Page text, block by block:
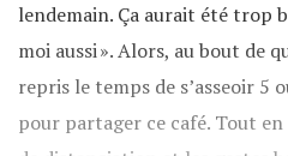
lendemain. Ça aurait été
moi aussi ». Alors, au bout de
repris le temps de s’asseoir 5
pour partager ce café. Tout